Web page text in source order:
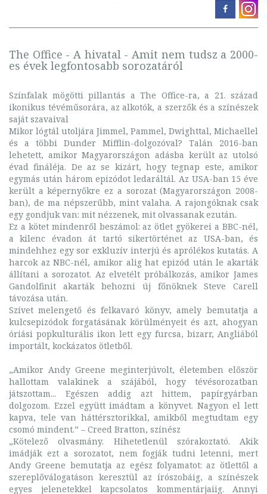
The Office - A hivatal - Amit nem tudsz a 2000-
es évek legfontosabb sorozatáról
Színfalak mögötti pillantás a The Office-ra, a 21. század
ikonikus tévéműsorára, az alkotók, a szerzők és a színészek
saját szavaival
Mikor lógtál utoljára Jimmel, Pammel, Dwighttal, Michaellel
és a többi Dunder Mifflin-dolgozóval? Talán 2016-ban
lehetett, amikor Magyarországon adásba került az utolsó
évad fináléja. De az se kizárt, hogy tegnap este, amikor
egymás után három epizódot ledaráltál. Az USA-ban 15 éve
került a képernyőkre ez a sorozat (Magyarországon 2008-
ban), de ma népszerűbb, mint valaha. A rajongóknak csak
egy gondjuk van: mit nézzenek, mit olvassanak ezután.
Ez a kötet mindenről beszámol: az ötlet gyökerei a BBC-nél,
a kilenc évadon át tartó sikertörténet az USA-ban, és
mindehhez egy sor exkluzív interjú és aprólékos kutatás. A
harcok az NBC-nél, amikor alig hat epizód után le akarták
állítani a sorozatot. Az elvetélt próbálkozás, amikor James
Gandolfinit akarták behozni új főnöknek Steve Carell
távozása után.
Szívet melengető és felkavaró könyv, amely bemutatja a
kulcsepizódok forgatásának körülményeit és azt, ahogyan
óriási popkulturális ikon lett egy furcsa, bizarr, Angliából
importált, kockázatos ötletből.
„Amikor Andy Greene meginterjúvolt, életemben először
hallottam valakinek a szájából, hogy tévésorozatban
játszottam... Egészen addig azt hittem, papírgyárban
dolgozom. Ezzel együtt imádtam a könyvet. Nagyon el lett
kapva, tele van háttérsztorikkal, amikből megtudtam egy
csomó mindent.” – Creed Bratton, színész
„Kötelező olvasmány. Hihetetlenül szórakoztató. Akik
imádják ezt a sorozatot, nem fogják tudni letenni, mert
Andy Greene bemutatja az egész folyamatot: az ötlettől a
szereplőválogatáson keresztül az írószobáig, a színészek
egyes jelenetekkel kapcsolatos kommentárjaiig. Annyi